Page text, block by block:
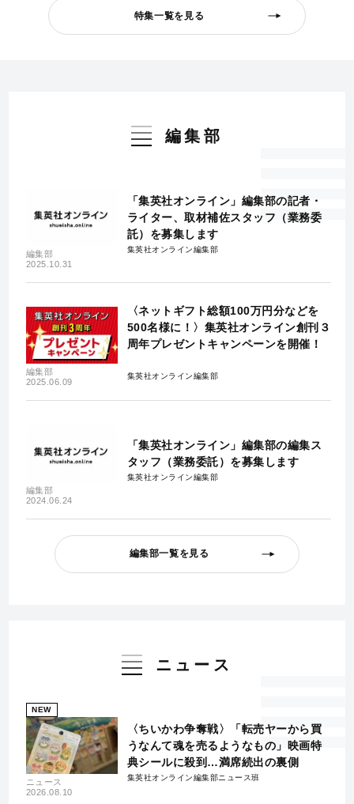
特集一覧を見る
編集部
編集部
2025.10.31
「集英社オンライン」編集部の記者・
ライター、取材補佐スタッフ（業務委
託）を募集します
集英社オンライン編集部
編集部
2025.06.09
〈ネットギフト総額100万円分などを
500名様に！〉集英社オンライン創刊３
周年プレゼントキャンペーンを開催！
集英社オンライン編集部
編集部
2024.06.24
「集英社オンライン」編集部の編集ス
タッフ（業務委託）を募集します
集英社オンライン編集部
編集部一覧を見る
ニュース
NEW
ニュース
2026.08.10
〈ちいかわ争奪戦〉「転売ヤーから買
うなんて魂を売るようなもの」映画特
典シールに殺到…満席続出の裏側
集英社オンライン編集部ニュース班